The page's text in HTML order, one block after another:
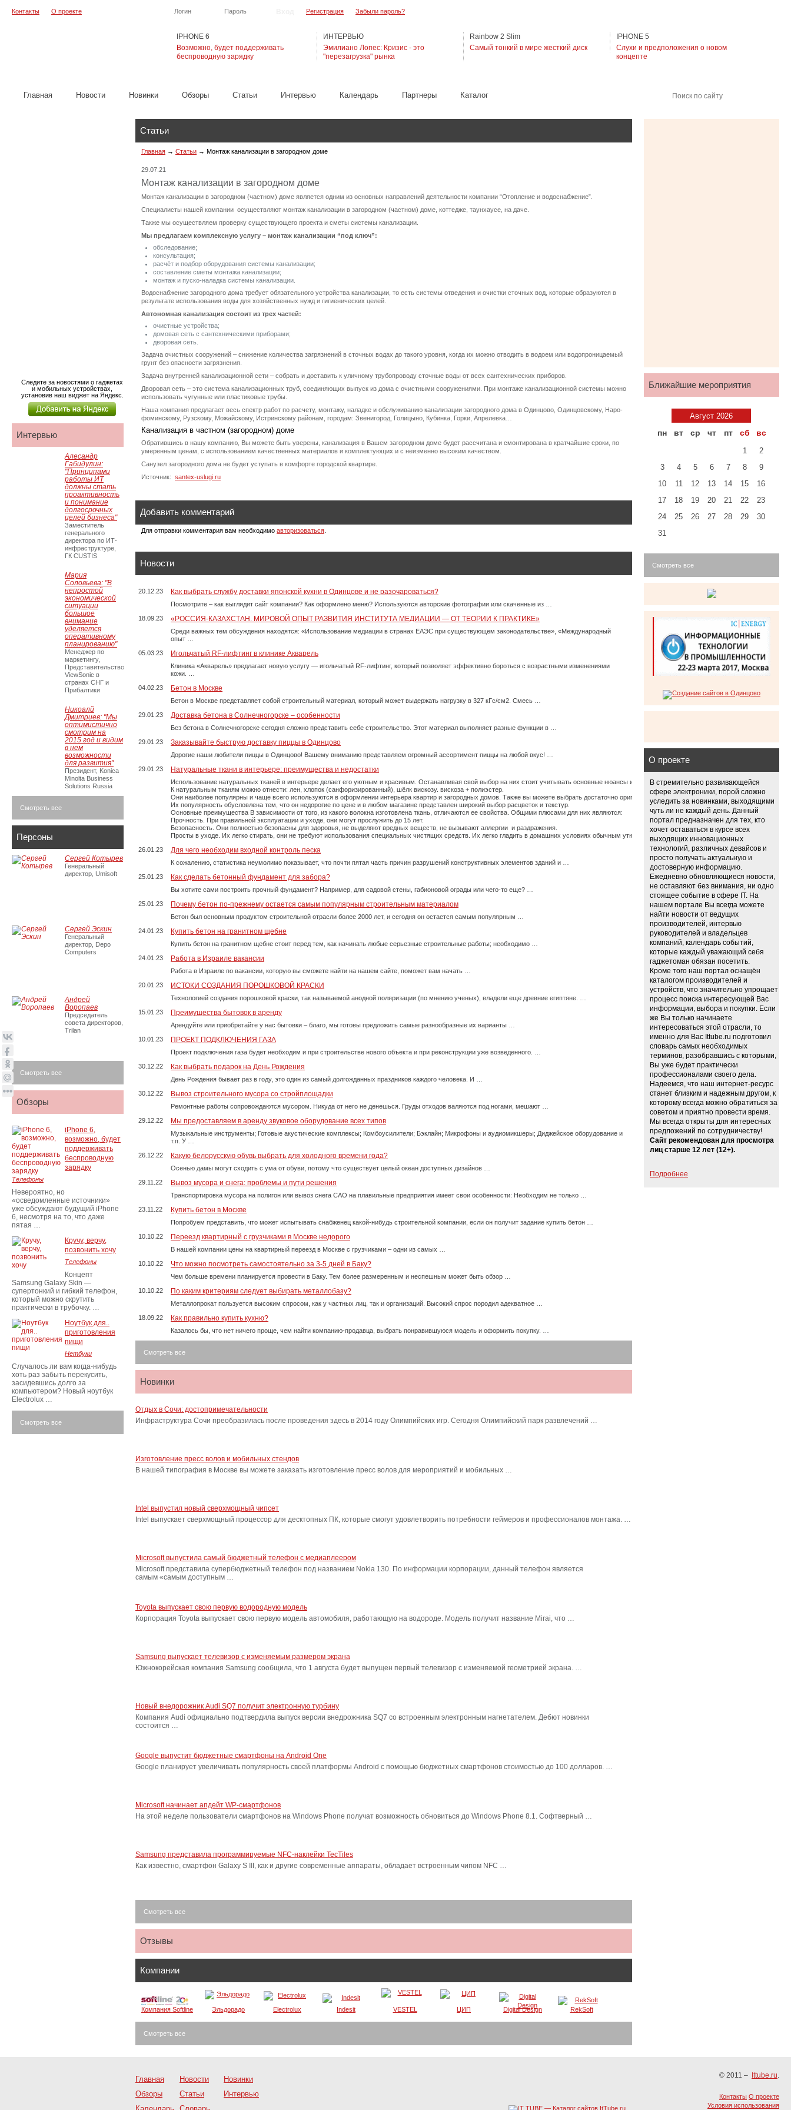
IPHONE 6
Возможно, будет поддерживать
беспроводную зарядку
ИНТЕРВЬЮ
Эмилиано Лопес: Кризис - это
"перезагрузка" рынка
Rainbow 2 Slim
Самый тонкий в мире жесткий диск
IPHONE 5
Слухи и предположения о новом
концепте
Поиск по сайту
Логин Пароль
Контакты О проекте
Главная Новости Новинки Обзоры Cтатьи Интервью Календарь Партнеры Каталог
Регистрация Забыли пароль?
Статьи
Главная → Статьи → Монтаж канализации в загородном доме
29.07.21
Монтаж канализации в загородном доме
Монтаж канализации в загородном (частном) доме является одним из основных направлений деятельности компании “Отопление и водоснабжение”.
Специалисты нашей компании осуществляют монтаж канализации в загородном (частном) доме, коттедже, таунхаусе, на даче.
Также мы осуществляем проверку существующего проекта и сметы системы канализации.
Мы предлагаем комплексную услугу – монтаж канализации “под ключ”:
обследование;
консультация;
расчёт и подбор оборудования системы канализации;
составление сметы монтажа канализации;
монтаж и пуско-наладка системы канализации.
Водоснабжение загородного дома требует обязательного устройства канализации, то есть системы отведения и очистки сточных вод, которые образуются в
результате использования воды для хозяйственных нужд и гигиенических целей.
Автономная канализация состоит из трех частей:
очистные устройства;
домовая сеть с сантехническими приборами;
дворовая сеть.
Задача очистных сооружений – снижение количества загрязнений в сточных водах до такого уровня, когда их можно отводить в водоем или водопроницаемый
грунт без опасности загрязнения.
Задача внутренней канализационной сети – собрать и доставить к уличному трубопроводу сточные воды от всех сантехнических приборов.
Дворовая сеть – это система канализационных труб, соединяющих выпуск из дома с очистными сооружениями. При монтаже канализационной системы можно
использовать чугунные или пластиковые трубы.
Наша компания предлагает весь спектр работ по расчету, монтажу, наладке и обслуживанию канализации загородного дома в Одинцово, Одинцовскому, Наро-
фоминскому, Рузскому, Можайскому, Истринскому районам, городам: Звенигород, Голицыно, Кубинка, Горки, Апрелевка…
Канализация в частном (загородном) доме
Обратившись в нашу компанию, Вы можете быть уверены, канализация в Вашем загородном доме будет рассчитана и смонтирована в кратчайшие сроки, по
умеренным ценам, с использованием качественных материалов и комплектующих и с неизменно высоким качеством.
Санузел загородного дома не будет уступать в комфорте городской квартире.
Источник: santex-uslugi.ru
Добавить комментарий
Для отправки комментария вам необходимо авторизоваться
Новости
20.12.23 Как выбрать службу доставки японской кухни в Одинцове и не разочароваться?
Посмотрите – как выглядит сайт компании? Как оформлено меню? Используются авторские фотографии или скаченные из …
18.09.23
«РОССИЯ-КАЗАХСТАН. МИРОВОЙ ОПЫТ РАЗВИТИЯ ИНСТИТУТА МЕДИАЦИИ — ОТ ТЕОРИИ К ПРАКТИКЕ»
Среди важных тем обсуждения находятся: «Использование медиации в странах ЕАЭС при существующем законодательстве», «Международный
опыт …
05.03.23
Игольчатый RF-лифтинг в клинике Акварель
Клиника «Акварель» предлагает новую услугу — игольчатый RF-лифтинг, который позволяет эффективно бороться с возрастными изменениями
кожи. …
04.02.23
Бетон в Москве
Бетон в Москве представляет собой строительный материал, который может выдержать нагрузку в 327 кГс/см2. Смесь …
29.01.23
Доставка бетона в Солнечногорске – особенности
Без бетона в Солнечногорске сегодня сложно представить себе строительство. Этот материал выполняет разные функции в …
29.01.23
Заказывайте быструю доставку пиццы в Одинцово
Дорогие наши любители пиццы в Одинцово! Вашему вниманию представляем огромный ассортимент пиццы на любой вкус! …
29.01.23
Натуральные ткани в интерьере: преимущества и недостатки
Использование натуральных тканей в интерьере делает его уютным и красивым. Останавливая свой выбор на них стоит учитывать основные нюансы их использования, иначе по истечению времени
К натуральным тканям можно отнести: лен, хлопок (санфоризированный), шёлк вискозу. вискоза + полиэстер.
Они наиболее популярны и чаще всего используются в оформлении интерьера квартир и загородных домов. Также вы можете выбрать достаточно оригинальные ткани, изготовленные из крапивы,
Их популярность обусловлена тем, что он недорогие по цене и в любом магазине представлен широкий выбор расцветок и текстур.
Основные преимущества В зависимости от того, из какого волокна изготовлена ткань, отличаются ее свойства. Общими плюсами для них являются:
Прочность. При правильной эксплуатации и уходе, они могут прослужить до 15 лет.
Безопасность. Они полностью безопасны для здоровья, не выделяют вредных веществ, не вызывают аллергии и раздражения.
Просты в уходе. Их легко стирать, они не требуют использования специальных чистящих средств. Их легко гладить в домашних условиях обычным утюгом. …
26.01.23
Для чего необходим входной контроль песка
К сожалению, статистика неумолимо показывает, что почти пятая часть причин разрушений конструктивных элементов зданий и …
25.01.23
Как сделать бетонный фундамент для забора?
Вы хотите сами построить прочный фундамент? Например, для садовой стены, габионовой ограды или чего-то еще? …
25.01.23
Почему бетон по-прежнему остается самым популярным строительным материалом
Бетон был основным продуктом строительной отрасли более 2000 лет, и сегодня он остается самым популярным …
24.01.23
Купить бетон на гранитном щебне
Купить бетон на гранитном щебне стоит перед тем, как начинать любые серьезные строительные работы; необходимо …
24.01.23
Работа в Израиле вакансии
Работа в Израиле по вакансии, которую вы сможете найти на нашем сайте, поможет вам начать …
20.01.23
ИСТОКИ СОЗДАНИЯ ПОРОШКОВОЙ КРАСКИ
Технологией создания порошковой краски, так называемой анодной поляризации (по мнению ученых), владели еще древние египтяне. …
15.01.23
Преимущества бытовок в аренду
Арендуйте или приобретайте у нас бытовки – благо, мы готовы предложить самые разнообразные их варианты …
10.01.23
ПРОЕКТ ПОДКЛЮЧЕНИЯ ГАЗА
Проект подключения газа будет необходим и при строительстве нового объекта и при реконструкции уже возведенного. …
30.12.22
Как выбрать подарок на День Рождения
День Рождения бывает раз в году, это один из самый долгожданных праздников каждого человека. И …
30.12.22
Вывоз строительного мусора со стройплощадки
Ремонтные работы сопровождаются мусором. Никуда от него не денешься. Груды отходов валяются под ногами, мешают …
29.12.22
Мы предоставляем в аренду звуковое оборудование всех типов
Музыкальные инструменты; Готовые акустические комплексы; Комбоусилители; Бэклайн; Микрофоны и аудиомикшеры; Диджейское оборудование и
т.п. У …
26.12.22
Какую белорусскую обувь выбрать для холодного времени года?
Осенью дамы могут сходить с ума от обуви, потому что существует целый океан доступных дизайнов …
29.11.22
Вывоз мусора и снега: проблемы и пути решения
Транспортировка мусора на полигон или вывоз снега САО на плавильные предприятия имеет свои особенности: Необходим не только …
23.11.22
Купить бетон в Москве
Попробуем представить, что может испытывать снабженец какой-нибудь строительной компании, если он получит задание купить бетон …
10.10.22
Переезд квартирный с грузчиками в Москве недорого
В нашей компании цены на квартирный переезд в Москве с грузчиками – одни из самых …
10.10.22
Что можно посмотреть самостоятельно за 3-5 дней в Баку?
Чем больше времени планируется провести в Баку. Тем более размеренным и неспешным может быть обзор …
10.10.22
По каким критериям следует выбирать металлобазу?
Металлопрокат пользуется высоким спросом, как у частных лиц, так и организаций. Высокий спрос породил адекватное …
18.09.22
Как правильно купить кухню?
Казалось бы, что нет ничего проще, чем найти компанию-продавца, выбрать понравившуюся модель и оформить покупку. …
Смотреть все
Новинки
Отдых в Сочи: достопримечательности
Инфраструктура Сочи преобразилась после проведения здесь в 2014 году Олимпийских игр. Сегодня Олимпийский парк развлечений …
Изготовление пресс волов и мобильных стендов
В нашей типография в Москве вы можете заказать изготовление пресс волов для мероприятий и мобильных …
Intel выпустил новый сверхмощный чипсет
Intel выпускает сверхмощный процессор для десктопных ПК, которые смогут удовлетворить потребности геймеров и профессионалов монтажа. …
Microsoft выпустила самый бюджетный телефон с медиаплеером
Microsoft представила супербюджетный телефон под названием Nokia 130. По информации корпорации, данный телефон является
самым «самым доступным …
Toyota выпускает свою первую водородную модель
Корпорация Toyota выпускает свою первую модель автомобиля, работающую на водороде. Модель получит название Mirai, что …
Samsung выпускает телевизор с изменяемым размером экрана
Южнокорейская компания Samsung сообщила, что 1 августа будет выпущен первый телевизор с изменяемой геометрией экрана. …
Новый внедорожник Audi SQ7 получит электронную турбину
Компания Audi официально подтвердила выпуск версии внедрожника SQ7 со встроенным электронным нагнетателем. Дебют новинки
состоится …
Google выпустит бюджетные смартфоны на Android One
Google планирует увеличивать популярность своей платформы Android с помощью бюджетных смартфонов стоимостью до 100 долларов. …
Microsoft начинает апдейт WP-смартфонов
На этой неделе пользователи смартфонов на Windows Phone получат возможность обновиться до Windows Phone 8.1. Софтверный …
Samsung представила программируемые NFC-наклейки TecTiles
Как известно, смартфон Galaxy S III, как и другие современные аппараты, обладает встроенным чипом NFC …
Смотреть все
Отзывы
Компании
Компания Softline Эльдорадо Electrolux Indesit VESTEL ЦИП Digital Design RekSoft
Смотреть все
Следите за новостями о гаджетах
и мобильных устройствах,
установив наш виджет на Яндекс.
Интервью
Алесандр
Габидулин:
"Принципами
работы ИТ
должны стать
проактивность
и понимание
долгосрочных
целей бизнеса"
Заместитель
генерального
директора по ИТ-
инфраструктуре,
ГК CUSTIS
Мария
Соловьева: "В
непростой
экономической
ситуации
большое
внимание
уделяется
оперативному
планированию"
Менеджер по
маркетингу,
Представительство
ViewSonic в
странах СНГ и
Прибалтики
Никоалй
Дмитриев: "Мы
оптимистично
смотрим на
2015 год и видим
в нем
возможности
для развития"
Президент, Konica
Minolta Business
Solutions Russia
Смотреть все
Персоны
Сергей Котырев
Генеральный
директор, Umisoft
Сергей Эскин
Генеральный
директор, Depo
Computers
Андрей
Воропаев
Председатель
совета директоров,
Trilan
Смотреть все
Обзоры
iPhone 6,
возможно, будет
поддерживать
беспроводную
зарядку
Телефоны
Невероятно, но
«осведомленные источники»
уже обсуждают будущий iPhone
6, несмотря на то, что даже
пятая …
Кручу, верчу,
позвонить хочу
Телефоны
Концепт
Samsung Galaxy Skin —
супертонкий и гибкий телефон,
который можно скрутить
практически в трубочку. …
Ноутбук для..
приготовления
пищи
Нетбуки
Случалось ли вам когда-нибудь
хоть раз забыть перекусить,
засидевшись долго за
компьютером? Новый ноутбук
Electrolux …
Смотреть все
Ближайшие мероприятия
Август 2026
пн вт ср чт пт сб вс
1
2
3
4 5 6 7 8
9
10
11 12 13 14 15
16
17
18 19 20 21 22
23
24
25 26 27 28 29
30
31
Смотреть все
О проекте
В стремительно развивающейся
сфере электроники, порой сложно
уследить за новинками, выходящими
чуть ли не каждый день. Данный
портал предназначен для тех, кто
хочет оставаться в курсе всех
выходящих инновационных
технологий, различных девайсов и
просто получать актуальную и
достоверную информацию.
Ежедневно обновляющиеся новости,
не оставляют без внимания, ни одно
стоящее событие в сфере IT. На
нашем портале Вы всегда можете
найти новости от ведущих
производителей, интервью
руководителей и владельцев
компаний, календарь событий,
которые каждый уважающий себя
гаджетоман обязан посетить.
Кроме того наш портал оснащён
каталогом производителей и
устройств, что значительно упрощает
процесс поиска интересующей Вас
информации, выбора и покупки. Если
же Вы только начинаете
интересоваться этой отрасли, то
именно для Вас Ittube.ru подготовил
словарь самых необходимых
терминов, разобравшись с которыми,
Вы уже будет практически
профессионалами своего дела.
Надеемся, что наш интернет-ресурс
станет близким и надежным другом, к
которому всегда можно обратиться за
советом и приятно провести время.
Мы всегда открыты для интересных
предложений по сотрудничеству!
Сайт рекомендован для просмотра
лиц старше 12 лет (12+).
Подробнее
© 2011 – Ittube.ru.
Главная Новости
Новинки
Обзоры
Статьи
Интервью
Контакты О проекте
Условия использования